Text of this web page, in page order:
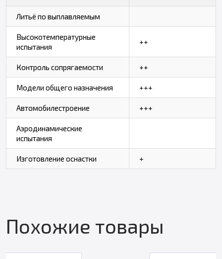
Литьё по выплавляемым
Высокотемпературные
испытания
++
Контроль сопрягаемости ++
Модели общего назначения +++
Автомобилестроение +++
Аэродинамические
испытания
Изготовление оснастки +
Похожие товары